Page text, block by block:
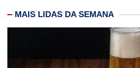
MAIS LIDAS DA SEMANA